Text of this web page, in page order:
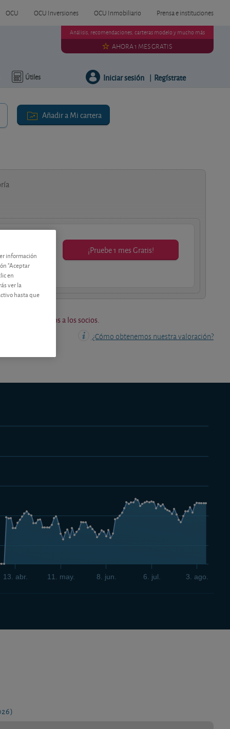
OCU OCU Inversiones OCU Inmobiliario Prensa e instituciones
Útiles
Análisis, recomendaciones, carteras modelo y mucho más
AHORA 1 MES GRATIS
Iniciar sesión | Regístrate
Añadir a Mi cartera
socios.
¡Pruebe 1 mes Gratis!
están reservados a los socios.
¿Cómo obtenemos nuestra valoración?
13. abr. 11. may. 8. jun. 6. jul. 3. ago.
información
"Aceptar
en
ver la
hasta que